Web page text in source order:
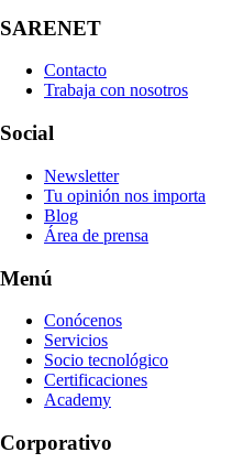
SARENET
Contacto
Trabaja con nosotros
Social
Newsletter
Tu opinión nos importa
Blog
Área de prensa
Menú
Conócenos
Servicios
Socio tecnológico
Certificaciones
Academy
Corporativo